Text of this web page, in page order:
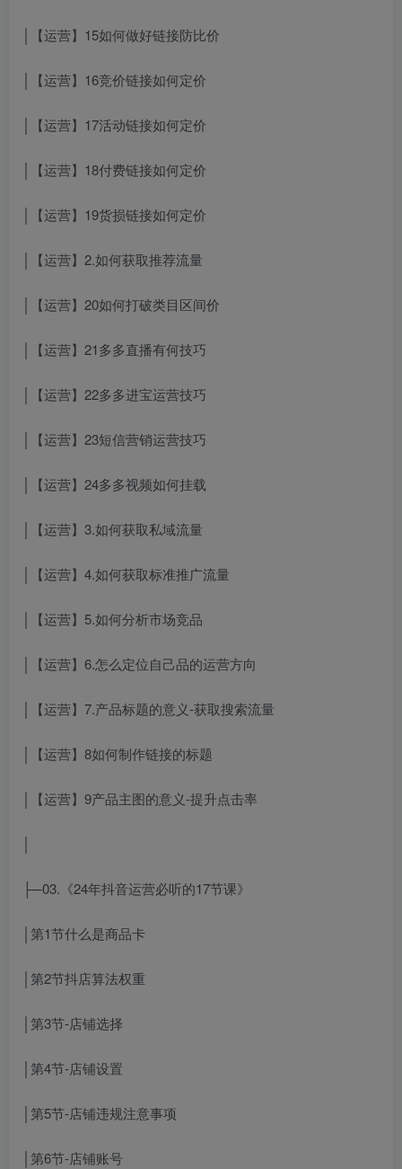
│【运营】15如何做好链接防比价
│【运营】16竞价链接如何定价
│【运营】17活动链接如何定价
│【运营】18付费链接如何定价
│【运营】19货损链接如何定价
│【运营】2.如何获取推荐流量
│【运营】20如何打破类目区间价
│【运营】21多多直播有何技巧
│【运营】22多多进宝运营技巧
│【运营】23短信营销运营技巧
│【运营】24多多视频如何挂载
│【运营】3.如何获取私域流量
│【运营】4.如何获取标准推广流量
│【运营】5.如何分析市场竞品
│【运营】6.怎么定位自己品的运营方向
│【运营】7.产品标题的意义-获取搜索流量
│【运营】8如何制作链接的标题
│【运营】9产品主图的意义-提升点击率
├─03.《24年抖音运营必听的17节课》
│第1节什么是商品卡
│第2节抖店算法权重
│第3节-店铺选择
│第4节-店铺设置
│第5节-店铺违规注意事项
│第6节-店铺账号